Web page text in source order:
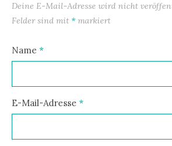
Deine E-Mail-Adresse wird nicht
Felder sind mit * markiert
Name *
E-Mail-Adresse *